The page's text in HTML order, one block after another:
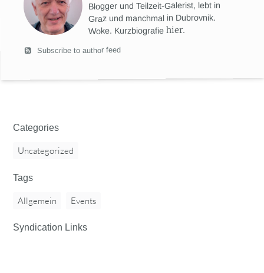
Blogger und Teilzeit-Galerist, lebt in
Graz und manchmal in Dubrovnik.
Woke. Kurzbiografiehier.
Subscribe to author feed
Categories
Uncategorized
Tags
Allgemein Events
Syndication Links